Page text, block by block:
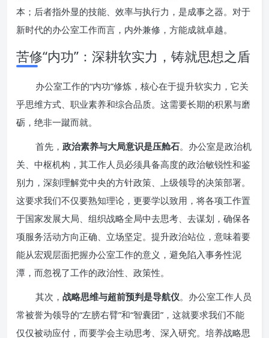
本；后者指外显的技能、效率与执行力，是成事之器。对于
新时代的办公室工作而言，内外兼修，方能成就卓越。
苦修“内功”：深耕软实力，铸就思想之盾
办公室工作的“内功”修炼，核心在于提升软实力，它关
乎思维方式、职业素养和综合品质。这需要长期的积累与磨
砺，绝非一蹴而就。
首先， 政治素养与大局意识是压舱石。办公室是政治机
关、中枢机构，其工作人员必须具备高度的政治敏锐性和鉴
别力，深刻理解党中央的方针政策、上级领导的决策部署。
这要求我们不仅要熟知理论，更要学以致用，将各项工作置
于国家发展大局、组织战略全局中去思考、去谋划，确保各
项服务活动方向正确、立场坚定。提升政治站位，意味着要
能从宏观层面把握办公室工作的意义，避免陷入事务性泥
潭，而忽视了工作的政治性、政策性。
其次， 战略思维与超前预判是导航仪。办公室工作人员
常被誉为领导的“左膀右臂”和“智囊团”，这就要求我们不能
仅仅被动应付，而要学会主动思考、深入研究。培养战略思